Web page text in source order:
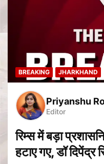
BREAKING JHARKHAND
Priyanshu
Editor
रिम्स में बड़ा
हटाए गए, डॉ दिपेंद्र